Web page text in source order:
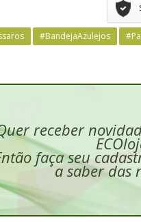
#BandejaAzulejos
receber
faça seu
a saber das